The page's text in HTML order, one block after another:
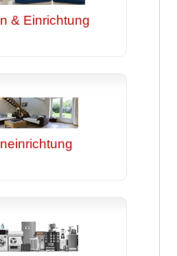
& Einrichtung